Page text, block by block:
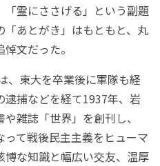
「霊にささげる」という副題
あとがき」はもともと、丸
文だった。
、東大を卒業後に軍隊も経
逮捕などを経て1937年、岩
雑誌「世界」を創刊し、
って戦後民主主義をヒューマ
な知識と幅広い交友、温厚